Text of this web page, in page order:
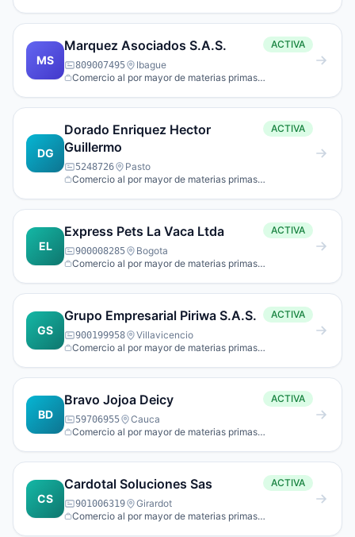
MS
Marquez Asociados S.A.S. ACTIVA
809007495
Ibague
Comercio al por mayor de materias primas
DG
Dorado Enriquez Hector
Guillermo
ACTIVA
5248726
Pasto
Comercio al por mayor de materias primas
EL
Express Pets La Vaca Ltda ACTIVA
900008285
Bogota
Comercio al por mayor de materias primas
GS
Grupo Empresarial Piriwa S.A.S. ACTIVA
900199958
Villavicencio
Comercio al por mayor de materias primas
BD
Bravo Jojoa Deicy ACTIVA
59706955
Cauca
Comercio al por mayor de materias primas
CS
Cardotal Soluciones Sas ACTIVA
901006319
Girardot
Comercio al por mayor de materias primas